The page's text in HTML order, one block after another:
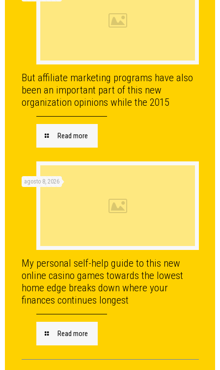
But affiliate marketing programs have also
been an important part of this new
organization opinions while the 2015
Read more
agosto 8, 2026
My personal self-help guide to this new
online casino games towards the lowest
home edge breaks down where your
finances continues longest
Read more